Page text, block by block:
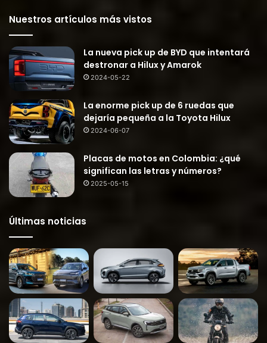
Nuestros artículos más vistos
La nueva pick up de BYD que intentará
destronar a Hilux y Amarok
2024-05-22
La enorme pick up de 6 ruedas que
dejaría pequeña a la Toyota Hilux
2024-06-07
Placas de motos en Colombia: ¿qué
significan las letras y números?
2025-05-15
Últimas noticias